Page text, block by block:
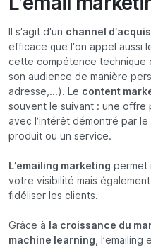
Il s’agit d’un channel
efficace que l’on appel aussi
cette compétence technique
son audience de manière
adresse,...). Le content
souvent le suivant : une offre
avec l’intérêt démontré par
produit ou un service.
L’emailing marketing permet
votre visibilité mais
fidéliser les clients.
Grâce à
la croissance du
machine learning ,